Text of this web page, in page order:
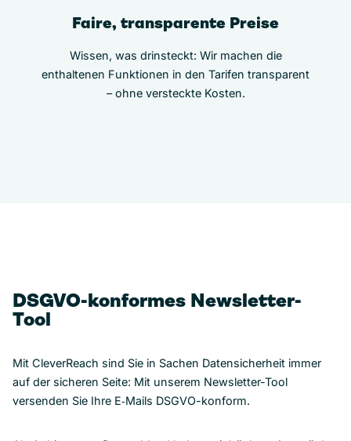
Faire, transparente Preise
Wissen, was drinsteckt: Wir machen die
enthaltenen Funktionen in den Tarifen transparent
– ohne versteckte Kosten.
DSGVO-konformes Newsletter-
Tool
Mit CleverReach sind Sie in Sachen Datensicherheit immer
auf der sicheren Seite: Mit unserem Newsletter-Tool
versenden Sie Ihre E‑Mails DSGVO-konform.